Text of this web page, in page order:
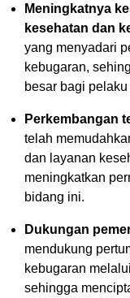
Meningkatnya
kesehatan dan
yang menyadari
kebugaran,
besar bagi
Perkembangan
telah
dan layanan
meningkatkan
bidang ini.
Dukungan
mendukung
kebugaran
sehingga